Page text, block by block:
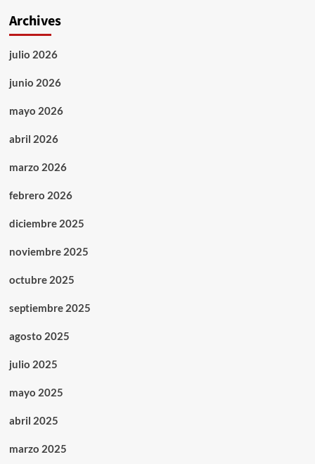
Archives
julio 2026
junio 2026
mayo 2026
abril 2026
marzo 2026
febrero 2026
diciembre 2025
noviembre 2025
octubre 2025
septiembre 2025
agosto 2025
julio 2025
mayo 2025
abril 2025
marzo 2025